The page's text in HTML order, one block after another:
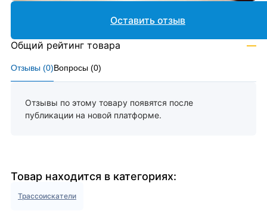
Отзывы (0)Вопросы (0)
Отзывы по этому товару появятся после
публикации на новой платформе.
Оставить отзыв
Общий рейтинг товара —
Товар находится в категориях:
Трассоискатели